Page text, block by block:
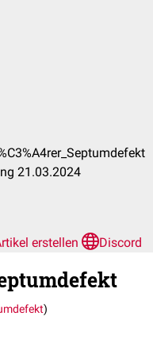
21.03.2024
erstellen Discord
)